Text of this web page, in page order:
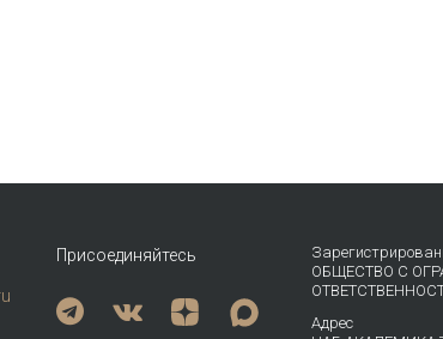
Присоединяйтесь
ОБЩЕСТВО С
Адрес